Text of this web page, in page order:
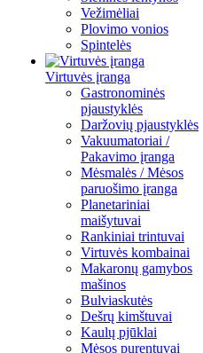
Vežimėliai
Plovimo vonios
Spintelės
Virtuvės įranga
Gastronominės
pjaustyklės
Daržovių pjaustyklės
Vakuumatoriai /
Pakavimo įranga
Mėsmalės / Mėsos
paruošimo įranga
Planetariniai
maišytuvai
Rankiniai trintuvai
Virtuvės kombainai
Makaronų gamybos
mašinos
Bulviaskutės
Dešrų kimštuvai
Kaulų pjūklai
Mėsos purentuvai